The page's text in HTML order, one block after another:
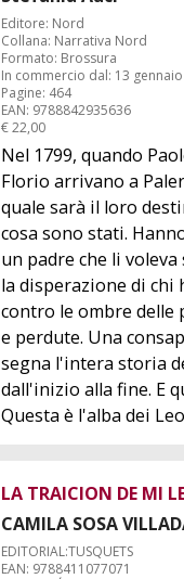
Editore: Nord
Collana: Narrativa Nord
Formato: Brossura
In commercio dal: 13
Pagine: 464
EAN: 9788842935636
€ 22,00
Nel 1799, quando
Florio arrivano a
quale sarà il loro
cosa sono stati.
un padre che li
la disperazione di chi
contro le ombre delle
e perdute. Una
segna l'intera storia
dall'inizio alla fine. E
Questa è l'alba dei
LA TRAICION DE MI
CAMILA SOSA
EDITORIAL:TUSQUETS
EAN: 9788411077071